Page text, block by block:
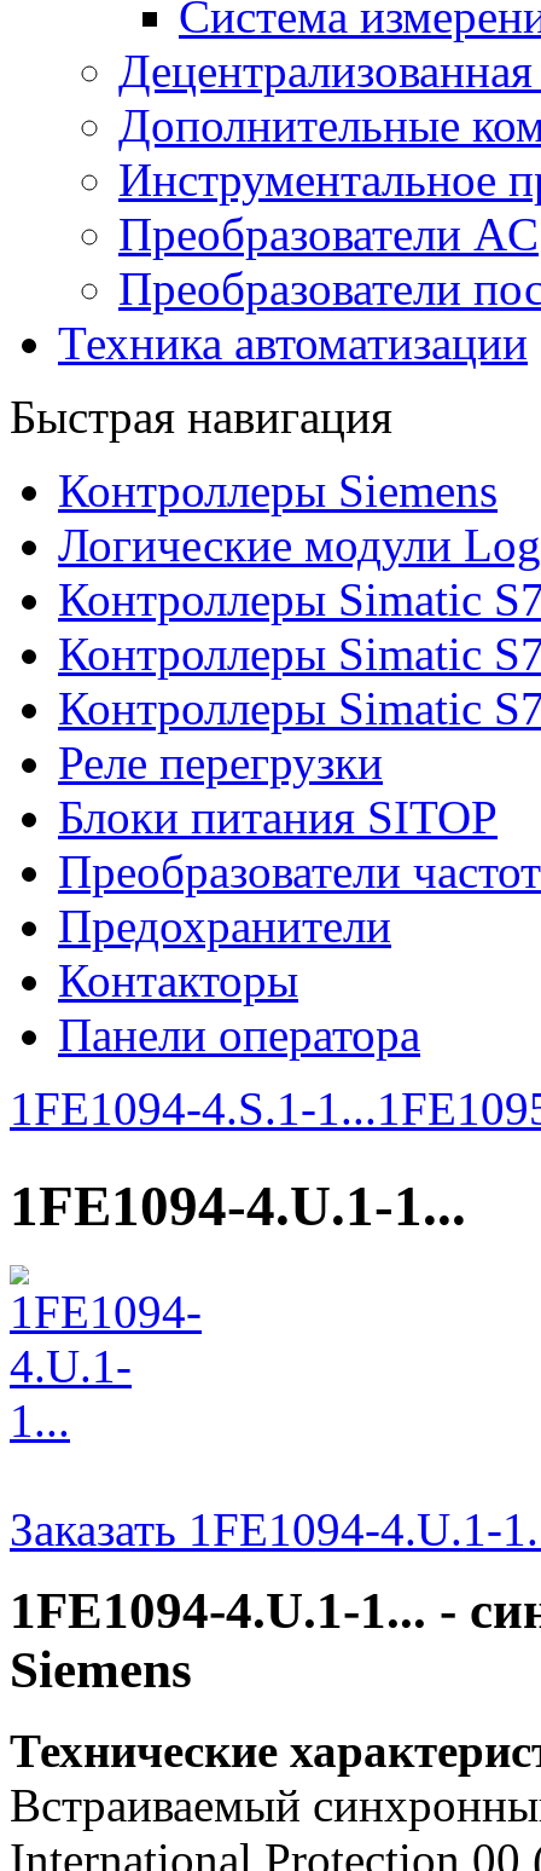
Система
Дополнительные
Инструментальное
Преобразователи AC
Преобразователи
Техника автоматизации
Быстрая навигация
Контроллеры Siemens
Логические модули
Контроллеры Simatic
Контроллеры Simatic
Контроллеры Simatic
Реле перегрузки
Блоки питания SITOP
Преобразователи
Предохранители
Контакторы
Панели оператора
1FE1094-4.S.1-1...
1FE1094-4.U.1-1...
Заказать 1FE1094-4.U.1-
1FE1094-4.U.1-1... -
Siemens
Технические
Встраиваемый
International Protection 00